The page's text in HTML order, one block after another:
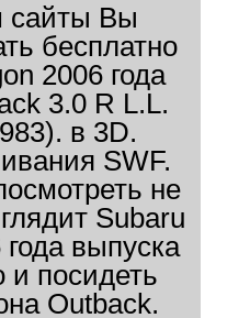
Вы
бесплатно
2006 года
3.0 R L.L.
в 3D.
SWF.
не
Subaru
выпуска
и посидеть
Outback.